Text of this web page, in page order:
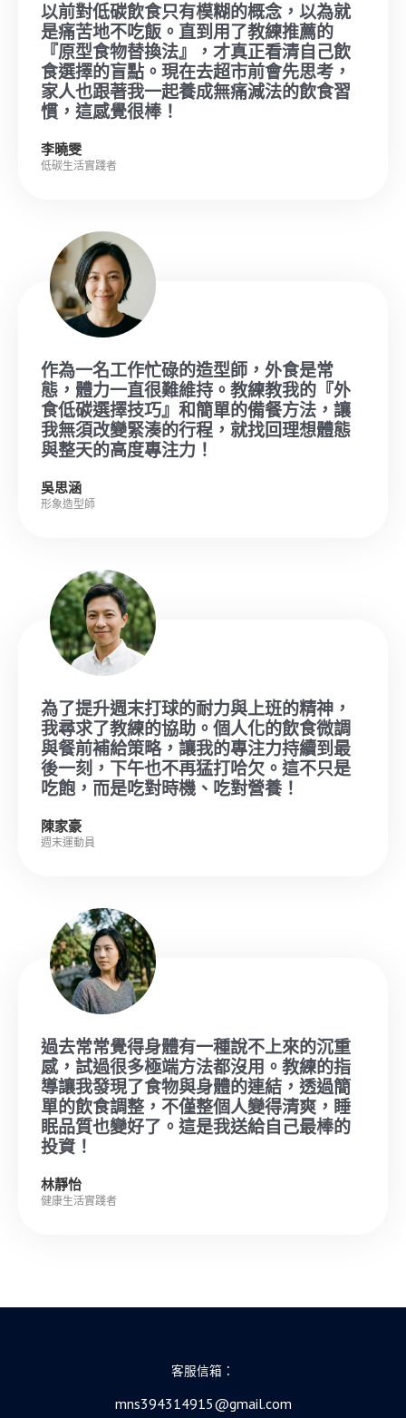
以前對低碳飲食只有模糊的概念，以為就
是痛苦地不吃飯。直到用了教練推薦的
『原型食物替換法』，才真正看清自己飲
食選擇的盲點。現在去超市前會先思考，
家人也跟著我一起養成無痛減法的飲食習
慣，這感覺很棒！
李曉雯
低碳生活實踐者
作為一名工作忙碌的造型師，外食是常
態，體力一直很難維持。教練教我的『外
食低碳選擇技巧』和簡單的備餐方法，讓
我無須改變緊湊的行程，就找回理想體態
與整天的高度專注力！
吳思涵
形象造型師
為了提升週末打球的耐力與上班的精神，
我尋求了教練的協助。個人化的飲食微調
與餐前補給策略，讓我的專注力持續到最
後一刻，下午也不再猛打哈欠。這不只是
吃飽，而是吃對時機、吃對營養！
陳家豪
週末運動員
過去常常覺得身體有一種說不上來的沉重
感，試過很多極端方法都沒用。教練的指
導讓我發現了食物與身體的連結，透過簡
單的飲食調整，不僅整個人變得清爽，睡
眠品質也變好了。這是我送給自己最棒的
投資！
林靜怡
健康生活實踐者
客服信箱：
mns394314915@gmail.com